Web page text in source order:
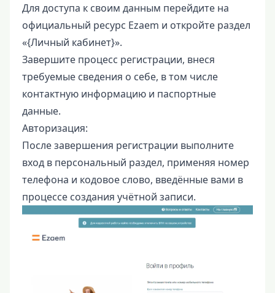
Для доступа к своим данным перейдите на
официальный ресурс Ezaem и откройте раздел
«{Личный кабинет}».
Завершите процесс регистрации, внеся
требуемые сведения о себе, в том числе
контактную информацию и паспортные
данные.
Авторизация:
После завершения регистрации выполните
вход в персональный раздел, применяя номер
телефона и кодовое слово, введённые вами в
процессе создания учётной записи.